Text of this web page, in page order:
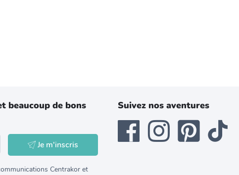
beaucoup de bons
Je m'inscris
Centrakor et
Suivez nos aventures